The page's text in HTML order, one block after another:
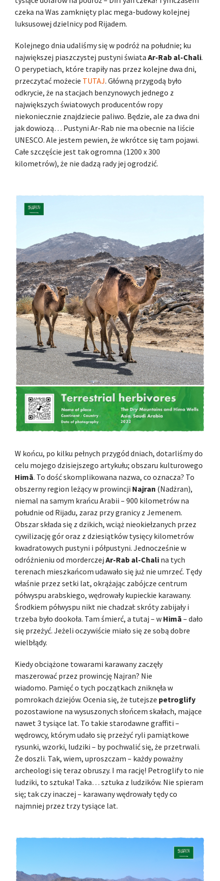
czeka na Was zamknięty plac mega-budowy kolejnej
luksusowej dzielnicy pod Rijadem.
Kolejnego dnia udaliśmy się w podróż na południe; ku
największej piaszczystej pustyni świata Ar-Rab al-Chali.
O perypetiach, które trapiły nas przez kolejne dwa dni,
przeczytać możecie TUTAJ. Główną przygodą było
odkrycie, że na stacjach benzynowych jednego z
największych światowych producentów ropy
niekoniecznie znajdziecie paliwo. Będzie, ale za dwa dni
jak dowiozą… Pustyni Ar-Rab nie ma obecnie na liście
UNESCO. Ale jestem pewien, że wkrótce się tam pojawi.
Całe szczęście jest tak ogromna (1200 x 300
kilometrów), że nie dadzą rady jej ogrodzić.
W końcu, po kilku pełnych przygód dniach, dotarliśmy do
celu mojego dzisiejszego artykułu; obszaru kulturowego
Himā. To dość skomplikowana nazwa, co oznacza? To
obszerny region leżący w prowincji Najran (Nadżran),
niemal na samym krańcu Arabii – 900 kilometrów na
południe od Rijadu, zaraz przy granicy z Jemenem.
Obszar składa się z dzikich, wciąż nieokiełzanych przez
cywilizację gór oraz z dziesiątków tysięcy kilometrów
kwadratowych pustyni i półpustyni. Jednocześnie w
odróżnieniu od morderczej Ar-Rab al-Chali na tych
terenach mieszkańcom udawało się już nie umrzeć. Tędy
właśnie przez setki lat, okrążając zabójcze centrum
półwyspu arabskiego, wędrowały kupieckie karawany.
Środkiem półwyspu nikt nie chadzał: skróty zabijały i
trzeba było dookoła. Tam śmierć, a tutaj – w Himā – dało
się przeżyć. Jeżeli oczywiście miało się ze sobą dobre
wielbłądy.
Kiedy obciążone towarami karawany zaczęły
maszerować przez prowincję Najran? Nie
wiadomo. Pamięć o tych początkach zniknęła w
pomrokach dziejów. Ocenia się, że tutejsze petroglify
pozostawione na wysuszonych słońcem skałach, mające
nawet 3 tysiące lat. To takie starodawne graffiti –
wędrowcy, którym udało się przeżyć ryli pamiątkowe
rysunki, wzorki, ludziki – by pochwalić się, że przetrwali.
Że doszli. Tak, wiem, uproszczam – każdy poważny
archeologi się teraz obruszy. I ma rację! Petroglify to nie
ludziki, to sztuka! Taka… sztuka z ludzików. Nie spieram
się; tak czy inaczej – karawany wędrowały tędy co
najmniej przez trzy tysiące lat.